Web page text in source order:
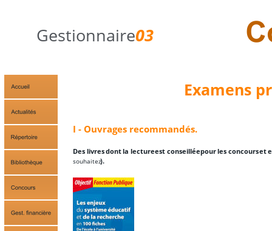
Gestionnaire03
Examens
I - Ouvrages recommandés.
Des livresdontla lectureest conseilléepourles concourset
souhaitez).